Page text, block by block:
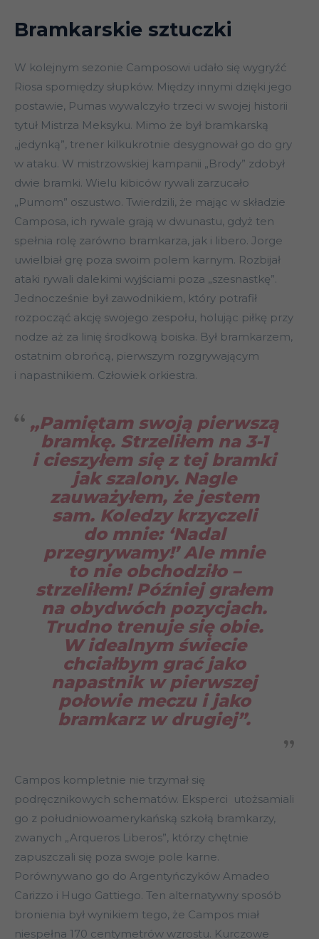
Bramkarskie sztuczki
W kolejnym sezonie Camposowi udało się wygryźć
Riosa spomiędzy słupków. Między innymi dzięki jego
postawie, Pumas wywalczyło trzeci w swojej historii
tytuł Mistrza Meksyku. Mimo że był bramkarską
„jedynką”, trener kilkukrotnie desygnował go do gry
w ataku. W mistrzowskiej kampanii „Brody” zdobył
dwie bramki. Wielu kibiców rywali zarzucało
„Pumom” oszustwo. Twierdzili, że mając w składzie
Camposa, ich rywale grają w dwunastu, gdyż ten
spełnia rolę zarówno bramkarza, jak i libero. Jorge
uwielbiał grę poza swoim polem karnym. Rozbijał
ataki rywali dalekimi wyjściami poza „szesnastkę”.
Jednocześnie był zawodnikiem, który potrafił
rozpocząć akcję swojego zespołu, holując piłkę przy
nodze aż za linię środkową boiska. Był bramkarzem,
ostatnim obrońcą, pierwszym rozgrywającym
i napastnikiem. Człowiek orkiestra.
„Pamiętam swoją pierwszą
bramkę. Strzeliłem na 3-1
i cieszyłem się z tej bramki
jak szalony. Nagle
zauważyłem, że jestem
sam. Koledzy krzyczeli
do mnie: ‘Nadal
przegrywamy!’ Ale mnie
to nie obchodziło –
strzeliłem! Później grałem
na obydwóch pozycjach.
Trudno trenuje się obie.
W idealnym świecie
chciałbym grać jako
napastnik w pierwszej
połowie meczu i jako
bramkarz w drugiej”.
Campos kompletnie nie trzymał się
podręcznikowych schematów. Eksperci utożsamiali
go z południowoamerykańską szkołą bramkarzy,
zwanych „Arqueros Liberos”, którzy chętnie
zapuszczali się poza swoje pole karne.
Porównywano go do Argentyńczyków Amadeo
Carizzo i Hugo Gattiego. Ten alternatywny sposób
bronienia był wynikiem tego, że Campos miał
niespełna 170 centymetrów wzrostu. Kurczowe